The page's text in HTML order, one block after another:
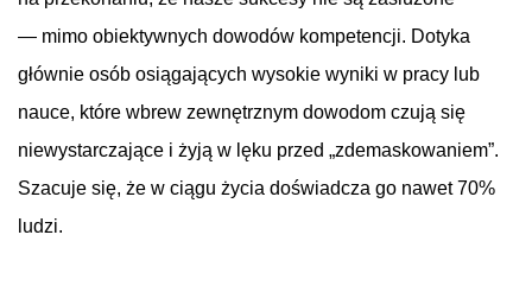
— mimo obiektywnych dowodów kompetencji. Dotyka
głównie osób osiągających wysokie wyniki w pracy lub
nauce, które wbrew zewnętrznym dowodom czują się
niewystarczające i żyją w lęku przed „zdemaskowaniem”.
Szacuje się, że w ciągu życia doświadcza go nawet 70%
ludzi.